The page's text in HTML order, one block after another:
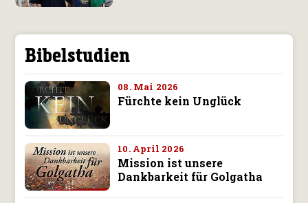
Bibelstudien
08. Mai 2026
Fürchte kein Unglück
10. April 2026
Mission ist unsere
Dankbarkeit für Golgatha